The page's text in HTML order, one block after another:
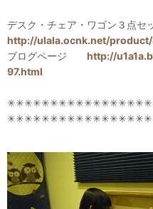
デスク・チェア・ワゴン３点
http://ulala.ocnk.net/
ブログページ http://
97.html